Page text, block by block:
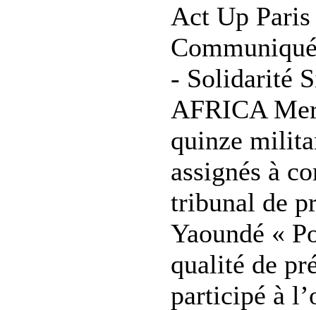
Act Up
- Solidarité
AFRICA
quinze
assignés à
tribunal de
Yaoundé «
qualité de
participé à